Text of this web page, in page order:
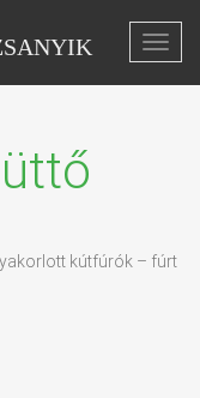
kútfúrók – fúrt